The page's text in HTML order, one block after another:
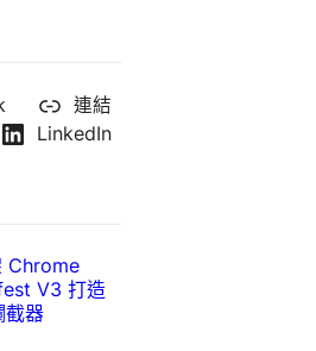
連結
LinkedIn
Chrome
V3 打造
截器